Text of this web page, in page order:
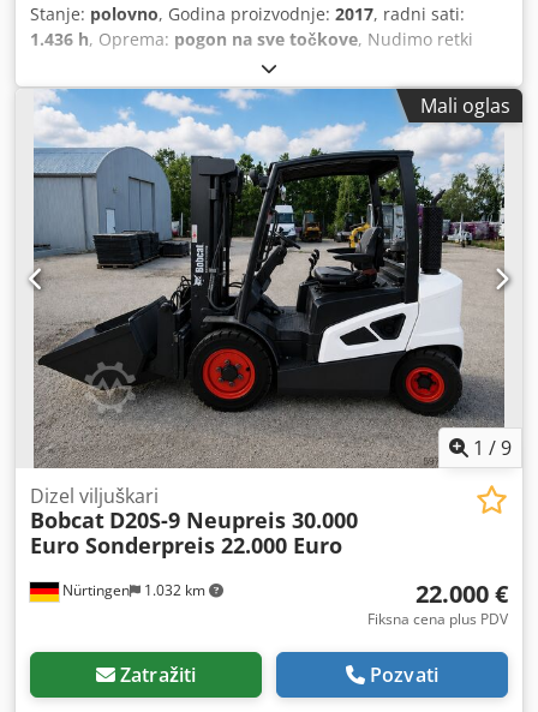
Stanje: polovno, Godina proizvodnje: 2017, radni sati:
1.436 h, Oprema: pogon na sve točkove, Nudimo retki
model E85, nije korišćen za iznajmljivanje, potiče iz manje
građevinske firme, poseduje klimu. * HIDRAULIČNI
RUKONAC sa GRIPALJKOM/KLEŠTAMA * Hidraulična grablja
za čišćenje kanala, opciono dostupna, trenutno na
zalihama uz razumnu doplatu. * Potiče iz manje
građevinske firme. * Nemačka verzija. * Samo 1350 radnih
sati. * Gumene gusenice. * Veliki servis planiran za 2025.
kod BOBCAT-a. * Dizel motor od 44 kW, proizvođač Yanmar.
* Priključci za dodatne alate. * Sistem za brzu zamenu
alata. * Dodatna svetla. * U odličnom stanju. Csdpfx Aezr
Avveb Ssrf ----Mi smo ovlašćeni servis za automobile i
građevinsku mehanizaciju. Nudimo neobavezujuću
ponudu za mašine, mogućnost finansiranja, otkupa starih
vozila i lizinga svih vrsta vozila.----
Mali oglas
1 /9
Nürtingen 1.032 km
Dizel viljuškari
Bobcat D20S-9 Neupreis 30.000
Euro Sonderpreis 22.000 Euro
22.000 €
Fiksna cena plus PDV
Zatražiti Pozvati